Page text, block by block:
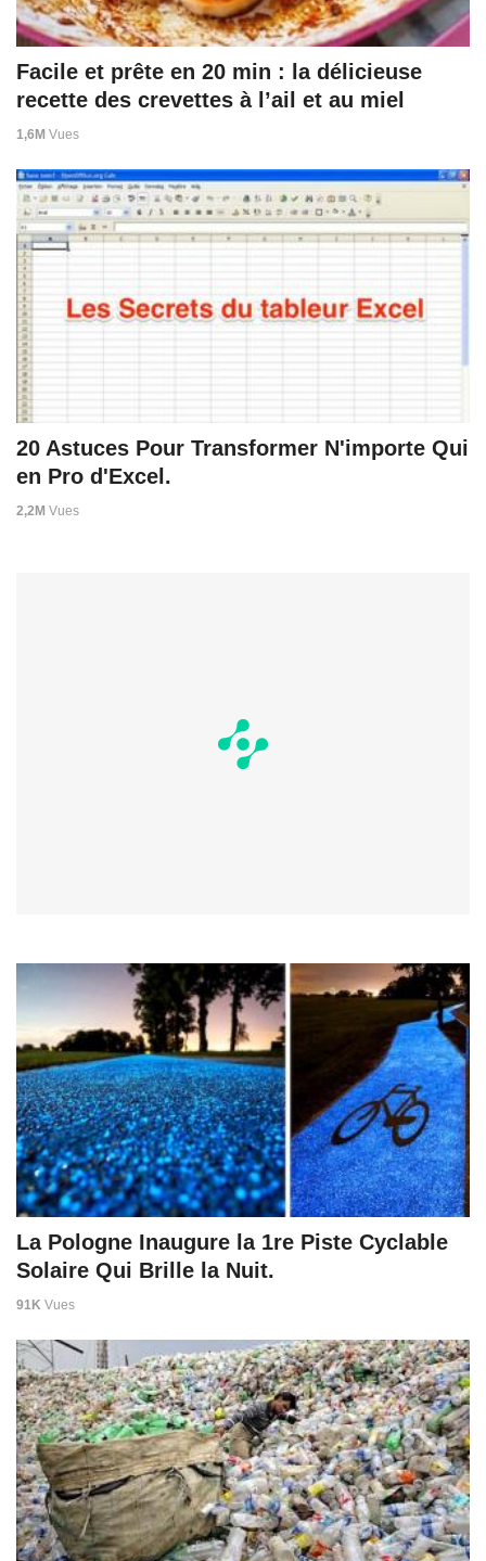
Facile et prête en 20 min : la délicieuse
recette des crevettes à l’ail et au miel
1,6M Vues
20 Astuces Pour Transformer N'importe Qui
en Pro d'Excel.
2,2M Vues
La Pologne Inaugure la 1re Piste Cyclable
Solaire Qui Brille la Nuit.
91K Vues